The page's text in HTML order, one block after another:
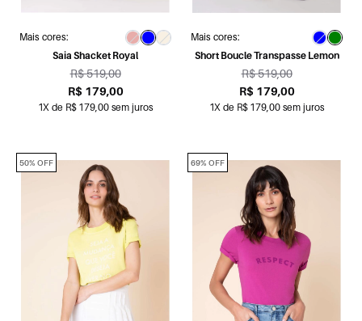
Mais cores:
Saia Shacket Royal
R$ 519,00
R$ 179,00
1X de R$ 179,00 sem juros
Mais cores:
Short Boucle Transpasse Lemon
R$ 519,00
R$ 179,00
1X de R$ 179,00 sem juros
50% OFF 69% OFF